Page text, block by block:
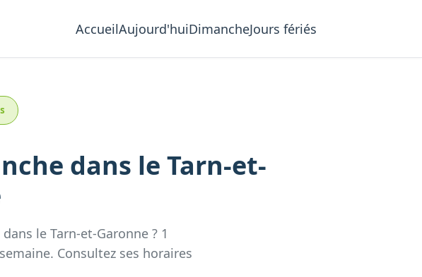
AccueilAujourd'huiDimancheJours fériés
dans le Tarn-et-
dans le Tarn-et-Garonne? 1
Consultez ses horaires